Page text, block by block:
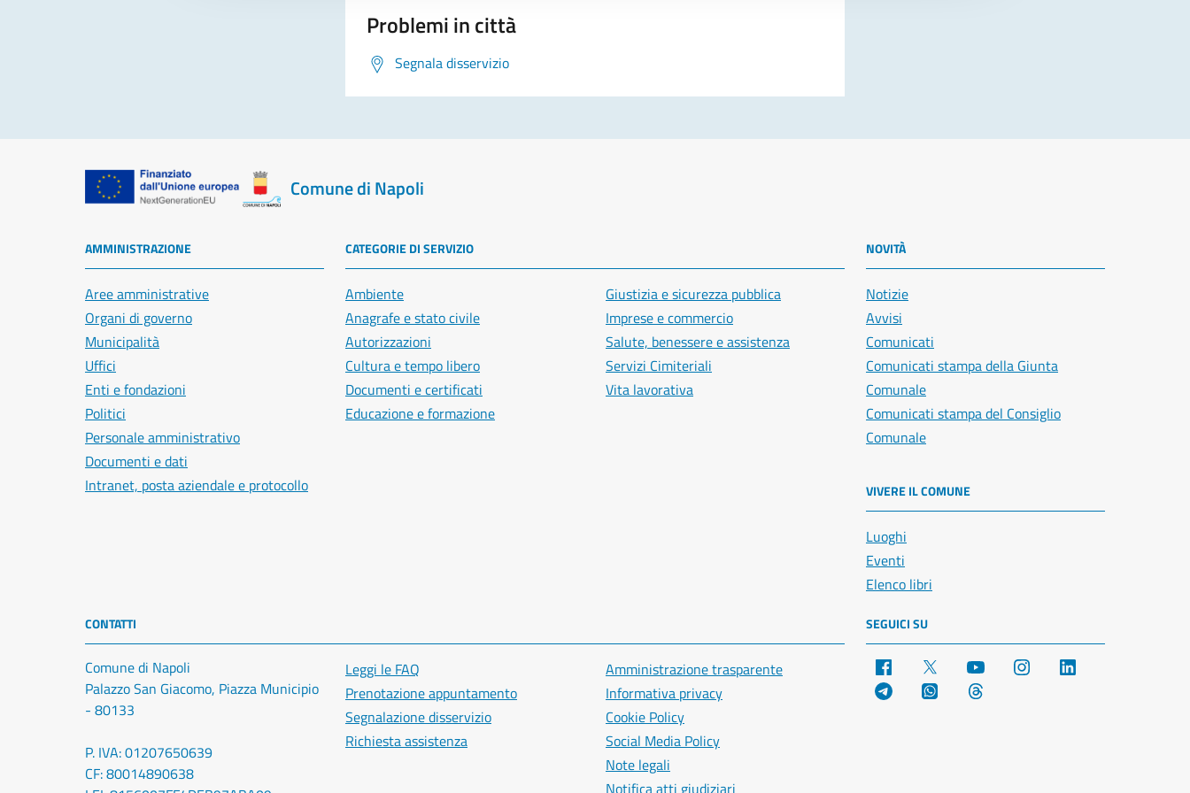
Problemi in città
Segnala disservizio
Comune di Napoli
AMMINISTRAZIONE
Aree amministrative
Organi di governo
Municipalità
Uffici
Enti e fondazioni
Politici
Personale amministrativo
Documenti e dati
Intranet, posta aziendale e protocollo
CATEGORIE DI SERVIZIO
Ambiente
Anagrafe e stato civile
Autorizzazioni
Cultura e tempo libero
Documenti e certificati
Educazione e formazione
Giustizia e sicurezza pubblica
Imprese e commercio
Salute, benessere e assistenza
Servizi Cimiteriali
Vita lavorativa
NOVITÀ
Notizie
Avvisi
Comunicati
Comunicati stampa della Giunta
Comunale
Comunicati stampa del Consiglio
Comunale
VIVERE IL COMUNE
Luoghi
Eventi
Elenco libri
CONTATTI
Comune di Napoli
Palazzo San Giacomo, Piazza Municipio
- 80133
P. IVA: 01207650639
CF: 80014890638
Leggi le FAQ
Prenotazione appuntamento
Segnalazione disservizio
Richiesta assistenza
Amministrazione trasparente
Informativa privacy
Cookie Policy
Social Media Policy
Note legali
SEGUICI SU
Facebook YouTube Instagram
Telegram WhatsApp